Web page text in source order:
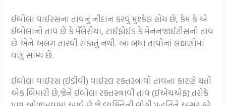
ઈબોલા વાઈરસના તાવનું નીદાન કરવું મુશ્કેલ હોય છે, કેમ કે એ
ઈબોલાનો તાવ છે કે મૅલેરીયા, ટાઈફોઈડ કે મેનનજાઈટીસનો તાવ
છે એને અલગ તારવી શકાતું નથી. આ બધા તાવોનાં લક્ષણોમાં
ઘણું સામ્ય છે.
ઈબોલા વાઈરસ (ઈડીવી) વાઈરલ રક્તસ્ત્રાવી તાવના કારણે થતી
એક બિમારી છે,જેને ઈબોલા રક્તસ્ત્રાવી તાવ (ઈએચએફ) તરીકે